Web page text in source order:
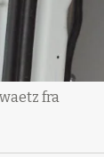
fra